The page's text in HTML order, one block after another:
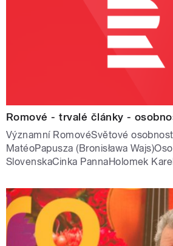
Romové - trvalé články -
Významní RomovéSvětové
MatéoPapusza (Bronisława
SlovenskaCinka PannaHolomek